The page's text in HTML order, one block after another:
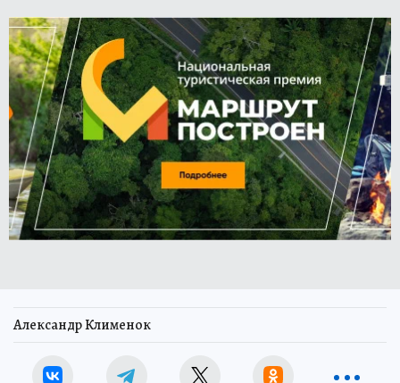
Александр Клименок